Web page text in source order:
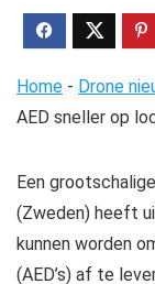
Home - Drone
AED sneller op
Een
(Zweden) heeft
kunnen worden
(AED’s) af te